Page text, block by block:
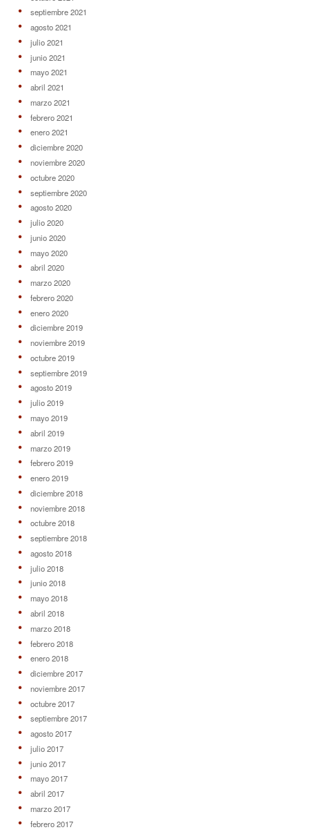
septiembre 2021
agosto 2021
julio 2021
junio 2021
mayo 2021
abril 2021
marzo 2021
febrero 2021
enero 2021
diciembre 2020
noviembre 2020
octubre 2020
septiembre 2020
agosto 2020
julio 2020
junio 2020
mayo 2020
abril 2020
marzo 2020
febrero 2020
enero 2020
diciembre 2019
noviembre 2019
octubre 2019
septiembre 2019
agosto 2019
julio 2019
mayo 2019
abril 2019
marzo 2019
febrero 2019
enero 2019
diciembre 2018
noviembre 2018
octubre 2018
septiembre 2018
agosto 2018
julio 2018
junio 2018
mayo 2018
abril 2018
marzo 2018
febrero 2018
enero 2018
diciembre 2017
noviembre 2017
octubre 2017
septiembre 2017
agosto 2017
julio 2017
junio 2017
mayo 2017
abril 2017
marzo 2017
febrero 2017